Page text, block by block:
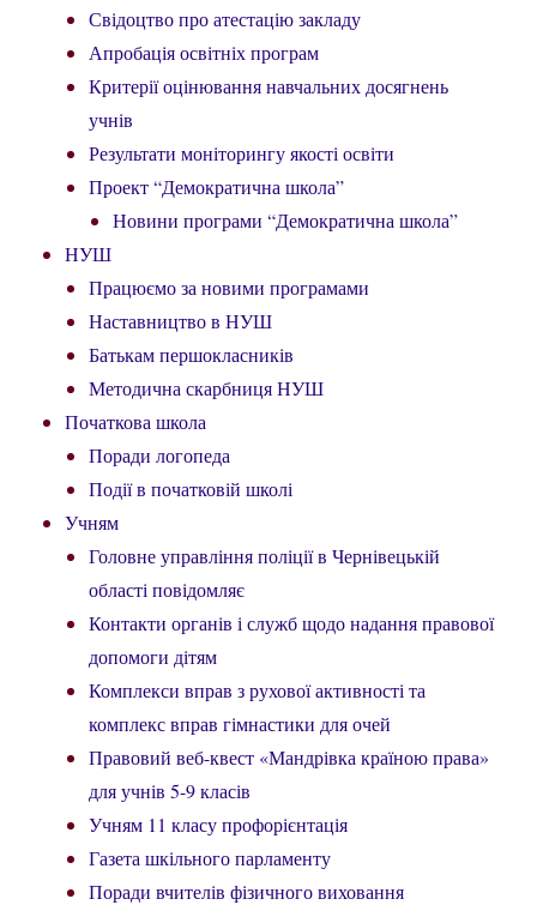
Свідоцтво про атестацію закладу
Апробація освітніх програм
Критерії оцінювання навчальних досягнень
учнів
Результати моніторингу якості освіти
Проект “Демократична школа”
Новини програми “Демократична школа”
НУШ
Працюємо за новими програмами
Наставництво в НУШ
Батькам першокласників
Методична скарбниця НУШ
Початкова школа
Поради логопеда
Події в початковій школі
Учням
Головне управління поліції в Чернівецькій
області повідомляє
Контакти органів і служб щодо надання правової
допомоги дітям
Комплекси вправ з рухової активності та
комплекс вправ гімнастики для очей
Правовий веб-квест «Мандрівка країною права»
для учнів 5-9 класів
Учням 11 класу профорієнтація
Газета шкільного парламенту
Поради вчителів фізичного виховання